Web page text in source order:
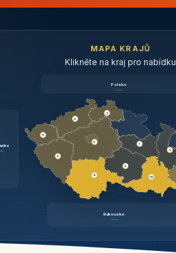
MAPA KRAJŮ
Klikněte na kraj pro nabídku
Polsko
brzy
Rakousko
brzy
3
9
3
3
3
3
1
2
11
1